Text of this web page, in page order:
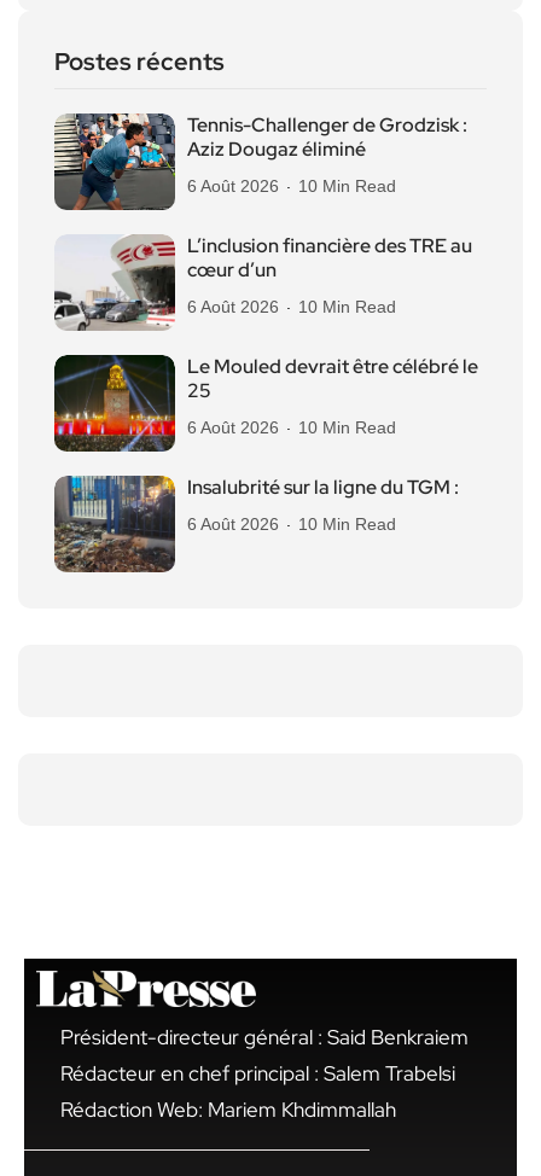
Postes récents
Tennis-Challenger de Grodzisk :
Aziz Dougaz éliminé
6 Août 2026 10 Min Read
L’inclusion financière des TRE au
cœur d’un
6 Août 2026 10 Min Read
Le Mouled devrait être célébré le
25
6 Août 2026 10 Min Read
Insalubrité sur la ligne du TGM :
6 Août 2026 10 Min Read
Président-directeur général : Said Benkraiem
Rédacteur en chef principal : Salem Trabelsi
Rédaction Web: Mariem Khdimmallah